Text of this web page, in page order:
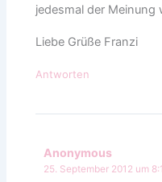
jedesmal der
Liebe Grüße Franzi
Antworten
Anonymous
25. September 2012 um